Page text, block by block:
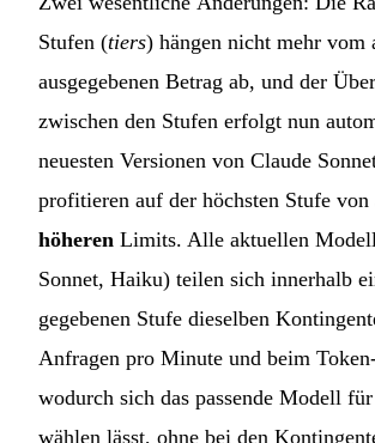
Stufen (tiers) hängen nicht mehr vom
ausgegebenen Betrag ab, und der
zwischen den Stufen erfolgt nun
neuesten Versionen von Claude
profitieren auf der höchsten Stufe von
höheren Limits. Alle aktuellen
Sonnet, Haiku) teilen sich innerhalb
gegebenen Stufe dieselben
Anfragen pro Minute und beim
wodurch sich das passende Modell
wählen lässt, ohne bei den